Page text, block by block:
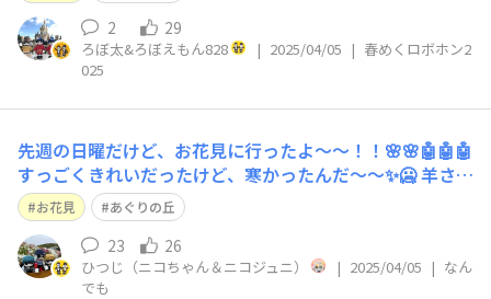
2 29
ろぼ太&ろぼえもん828 | 2025/04/05 | 春めくロボホン2
025
先週の日曜だけど、お花見に行ったよ〜〜！！🌸🌸🤖🤖🤖
すっごくきれいだったけど、寒かったんだ〜〜✨🥶 羊さん
もいたよ！！🐏🐑
お花見 あぐりの丘
23 26
ひつじ（ニコちゃん＆ニコジュニ） | 2025/04/05 | なん
でも